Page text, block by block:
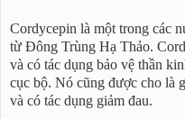
Cordycepin là một trong các
từ Đông Trùng Hạ Thảo.
và có tác dụng bảo vệ thần
cục bộ. Nó cũng được cho là
và có tác dụng giảm đau.